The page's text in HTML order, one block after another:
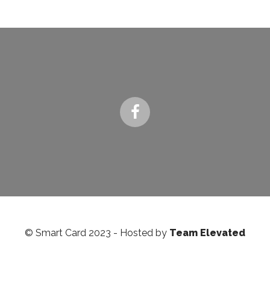
© Smart Card 2023 - Hosted by Team Elevated